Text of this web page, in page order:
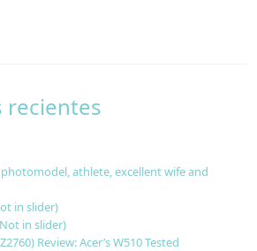
recientes
athlete, excellent wife and
in slider)
in slider)
Review: Acer’s W510 Tested